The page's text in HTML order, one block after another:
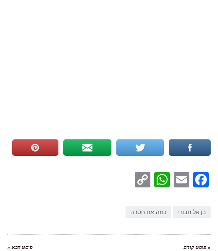
Facebook
Email
WhatsApp
בן אל תבורי כמה את חסרה
« פוסט קודם פוסט הבא »